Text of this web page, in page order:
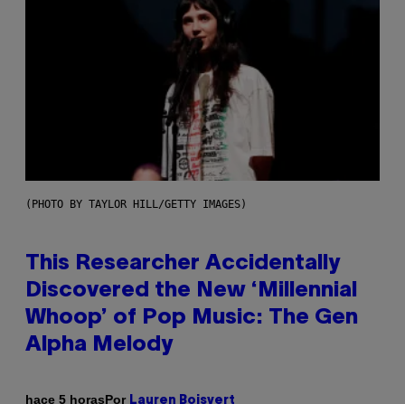
(PHOTO BY TAYLOR HILL/GETTY IMAGES)
This Researcher Accidentally
Discovered the New ‘Millennial
Whoop’ of Pop Music: The Gen
Alpha Melody
hace 5 horasPor Lauren Boisvert